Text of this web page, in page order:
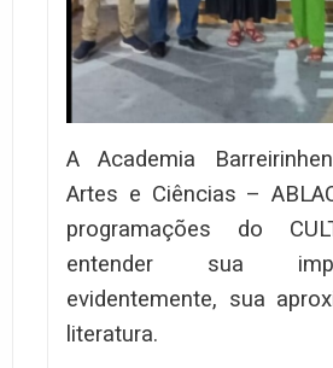
A Academia
Artes e Ciências –
programações do
entender sua
evidentemente, sua
literatura.